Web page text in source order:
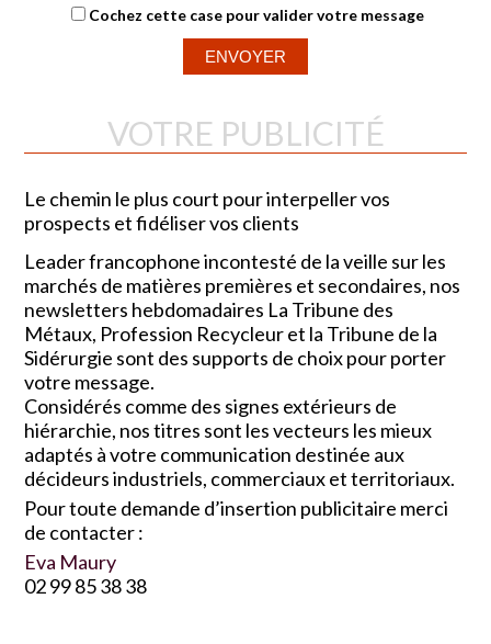
Cochez cette case pour valider votre message
VOTRE PUBLICITÉ
Le chemin le plus court pour interpeller vos
prospects et fidéliser vos clients
Leader francophone incontesté de la veille sur les
marchés de matières premières et secondaires, nos
newsletters hebdomadaires La Tribune des
Métaux, Profession Recycleur et la Tribune de la
Sidérurgie sont des supports de choix pour porter
votre message.
Considérés comme des signes extérieurs de
hiérarchie, nos titres sont les vecteurs les mieux
adaptés à votre communication destinée aux
décideurs industriels, commerciaux et territoriaux.
Pour toute demande d’insertion publicitaire merci
de contacter :
Eva Maury
02 99 85 38 38